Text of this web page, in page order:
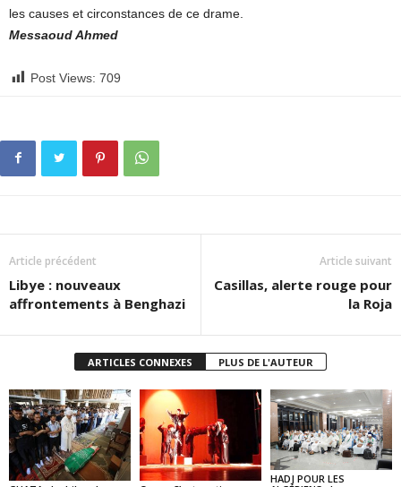
les causes et circonstances de ce drame.
Messaoud Ahmed
Post Views: 709
Article précédent
Libye : nouveaux
affrontements à Benghazi
Article suivant
Casillas, alerte rouge pour
la Roja
ARTICLES CONNEXES PLUS DE L'AUTEUR
HADJ POUR LES